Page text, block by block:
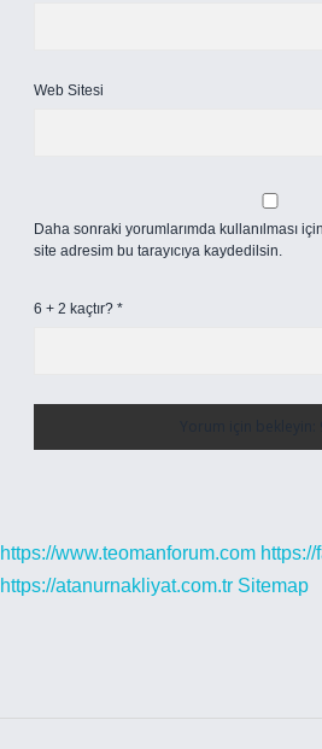
Web Sitesi
Daha sonraki yorumlarımda kullanılması
site adresim bu tarayıcıya kaydedilsin.
6 + 2 kaçtır? *
https://www.teomanforum.com
https://atanurnakliyat.com.tr Sitemap